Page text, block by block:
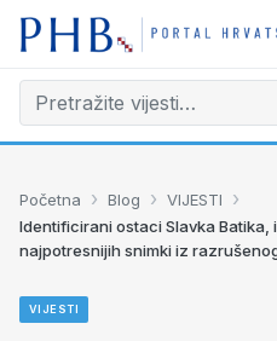
Početna › Blog › VIJESTI ›
Identificirani ostaci Slavka
najpotresnijih snimki iz
VIJESTI